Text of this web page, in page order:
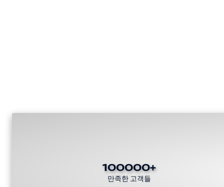
100000+
만족한 고객들